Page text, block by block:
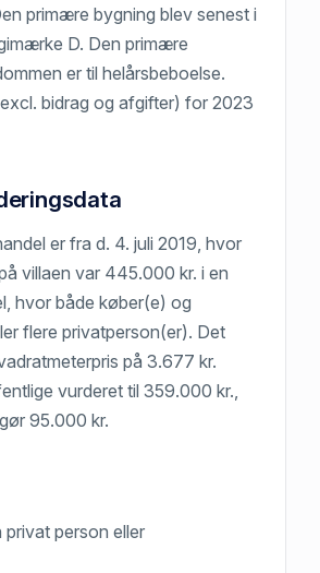
primære bygning blev senest i
D. Den primære
er til helårsbeboelse.
bidrag og afgifter) for 2023
er fra d. 4. juli 2019, hvor
villaen var 445.000 kr. i en
hvor både køber(e) og
flere privatperson(er). Det
på 3.677 kr.
vurderet til 359.000 kr.,
95.000 kr.
privat person eller